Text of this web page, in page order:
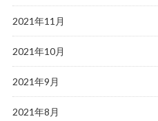
2021年11月
2021年10月
2021年9月
2021年8月